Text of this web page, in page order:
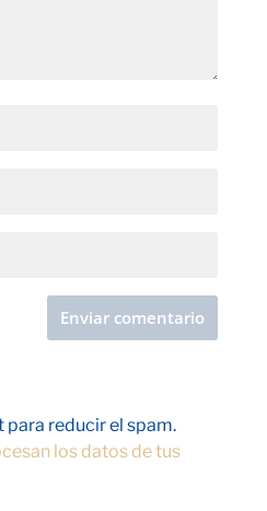
para reducir el spam.
los datos de tus